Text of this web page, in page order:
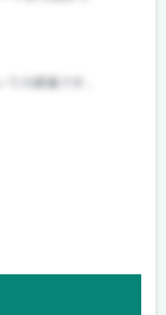
ての講義です。